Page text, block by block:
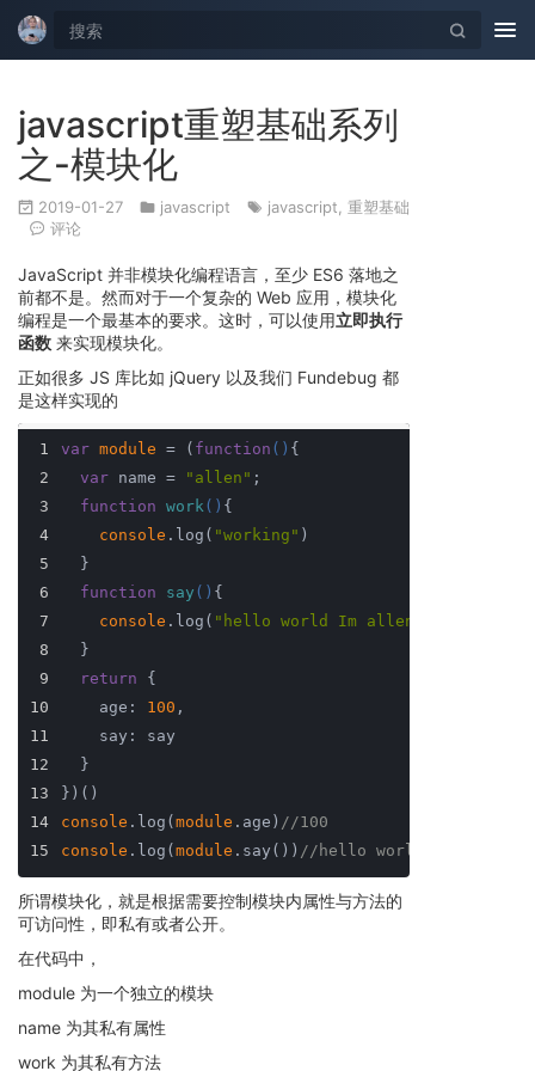
javascript重塑基础系列
之-模块化
2019-01-27 javascript javascript 重塑基础
评论
JavaScript 并非模块化编程语言，至少 ES6 落地之
前都不是。然而对于一个复杂的 Web 应用，模块化
编程是一个最基本的要求。这时，可以使用立即执行
函数 来实现模块化。
正如很多 JS 库比如 jQuery 以及我们 Fundebug 都
是这样实现的
1
2
3
4
5
6
7
8
9
10
11
12
13
14
15
var module = ( function ( ) {
var name = "allen" ;
function work( ) {
console .log( "working" )
  }
function
say ( ) {
console .log( "hello world Im allen"
  }
return {
    age:
100 ,
    say: say
  }
})()
console .log( module .age) //100
console .log( module .say()) //hello world Im allen
所谓模块化，就是根据需要控制模块内属性与方法的
可访问性，即私有或者公开。
在代码中，
module 为一个独立的模块
name 为其私有属性
work 为其私有方法